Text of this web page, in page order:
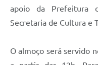
apoio da Prefeitura
Secretaria de Cultura e
O almoço será servido